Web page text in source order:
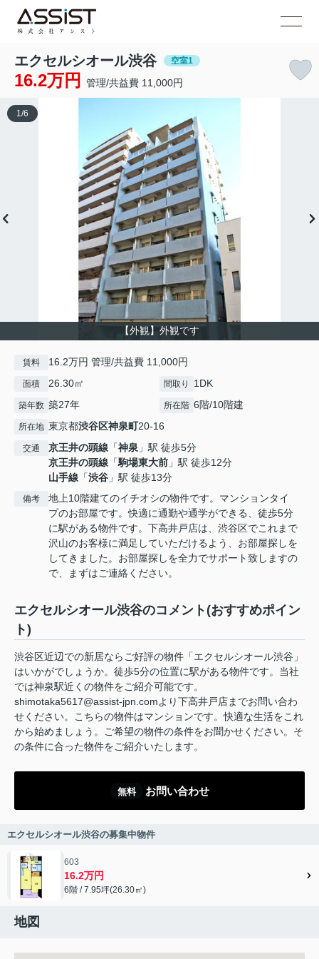
エクセルシオール渋谷 空室1
16.2万円 管理/共益費 11,000円
【外観】外観です
1 /6
賃料 16.2万円 管理/共益費 11,000円
面積 26.30㎡ 間取り 1DK
築年数 築27年 所在階 6階/10階建
所在地 東京都渋谷区神泉町20-16
交通 京王井の頭線 「神泉 」駅 徒歩5分
京王井の頭線 「駒場東大前 」駅 徒歩12分
山手線 「渋谷 」駅 徒歩13分
備考
地上10階建てのイチオシの物件です。マンションタイ
プのお部屋です。快適に通勤や通学ができる、徒歩5分
に駅がある物件です。下高井戸店は、渋谷区でこれまで
沢山のお客様に満足していただけるよう、お部屋探しを
してきました。お部屋探しを全力でサポート致しますの
で、まずはご連絡ください。
エクセルシオール渋谷のコメント(おすすめポイン
ト)
渋谷区近辺での新居ならご好評の物件「エクセルシオール渋谷」
はいかがでしょうか。徒歩5分の位置に駅がある物件です。当社
では神泉駅近くの物件をご紹介可能です。
shimotaka5617@assist-jpn.comより下高井戸店までお問い合わ
せください。こちらの物件はマンションです。快適な生活をこれ
から始めましょう。ご希望の物件の条件をお聞かせください。そ
の条件に合った物件をご紹介いたします。
無料 お問い合わせ
エクセルシオール渋谷の募集中物件
603
16.2万円
6階 / 7.95坪(26.30㎡)
地図